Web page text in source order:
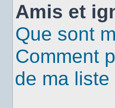
Amis et
Que sont
Comment
de ma liste